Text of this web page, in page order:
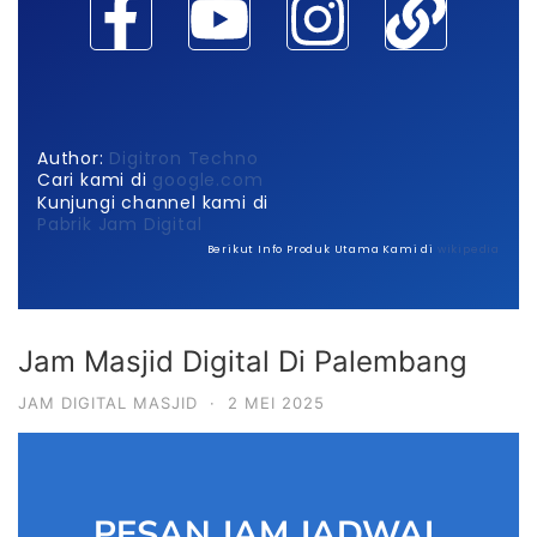
Author: Digitron Techno
Cari kami di google.com
Kunjungi channel kami di
Pabrik Jam Digital
Berikut Info Produk Utama Kami di wikipedia
Jam Masjid Digital Di Palembang
JAM DIGITAL MASJID · 2 MEI 2025